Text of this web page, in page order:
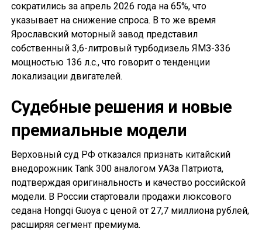
сократились за апрель 2026 года на 65%, что
указывает на снижение спроса. В то же время
Ярославский моторный завод представил
собственный 3,6-литровый турбодизель ЯМЗ-336
мощностью 136 л.с., что говорит о тенденции
локализации двигателей.
Судебные решения и новые
премиальные модели
Верховный суд РФ отказался признать китайский
внедорожник Tank 300 аналогом УАЗа Патриота,
подтверждая оригинальность и качество российской
модели. В России стартовали продажи люксового
седана Hongqi Guoya с ценой от 27,7 миллиона рублей,
расширяя сегмент премиума.